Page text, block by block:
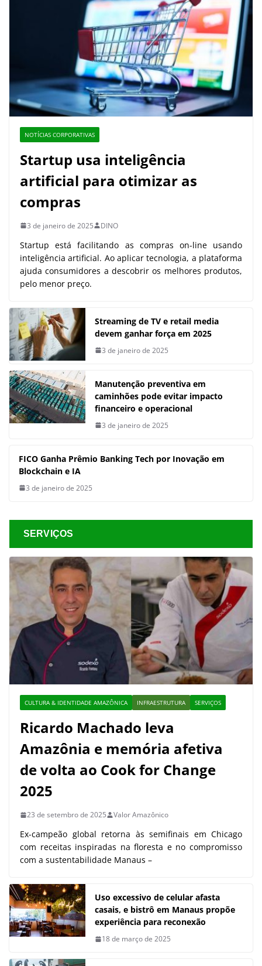
NOTÍCIAS CORPORATIVAS
Startup usa inteligência
artificial para otimizar as
compras
3 de janeiro de 2025 DINO
Startup está facilitando as compras on-line usando
inteligência artificial. Ao aplicar tecnologia, a plataforma
ajuda consumidores a descobrir os melhores produtos,
pelo menor preço.
Streaming de TV e retail media
devem ganhar força em 2025
3 de janeiro de 2025
Manutenção preventiva em
caminhões pode evitar impacto
financeiro e operacional
3 de janeiro de 2025
FICO Ganha Prêmio Banking Tech por Inovação em
Blockchain e IA
3 de janeiro de 2025
SERVIÇOS
CULTURA & IDENTIDADE AMAZÔNICA INFRAESTRUTURA SERVIÇOS
Ricardo Machado leva
Amazônia e memória afetiva
de volta ao Cook for Change
2025
23 de setembro de 2025 Valor Amazônico
Ex-campeão global retorna às semifinais em Chicago
com receitas inspiradas na floresta e no compromisso
com a sustentabilidade Manaus –
Uso excessivo de celular afasta
casais, e bistrô em Manaus propõe
experiência para reconexão
18 de março de 2025